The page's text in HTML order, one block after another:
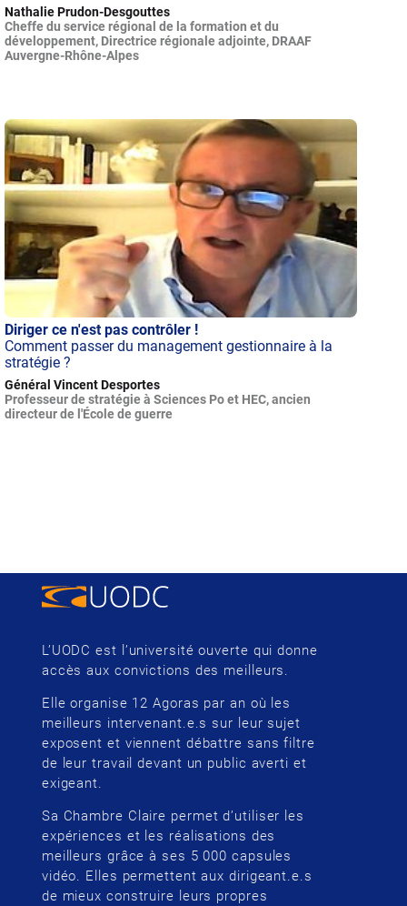
Nathalie Prudon-Desgouttes
Cheffe du service régional de la formation et du
développement, Directrice régionale adjointe, DRAAF
Auvergne-Rhône-Alpes
Diriger ce n'est pas contrôler !
Comment passer du management gestionnaire à la
stratégie ?
Général Vincent Desportes
Professeur de stratégie à Sciences Po et HEC, ancien
directeur de l'École de guerre
L’UODC est l’université ouverte qui donne
accès aux convictions des meilleurs.
Elle organise 12 Agoras par an où les
meilleurs intervenant.e.s sur leur sujet
exposent et viennent débattre sans filtre
de leur travail devant un public averti et
exigeant.
Sa Chambre Claire permet d’utiliser les
expériences et les réalisations des
meilleurs grâce à ses 5 000 capsules
vidéo. Elles permettent aux dirigeant.e.s
de mieux construire leurs propres